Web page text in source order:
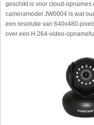
geschikt is voor cloud-opnames
cameramodel JW0004 is wat
een resolutie van 640x480
over een H.264-video-